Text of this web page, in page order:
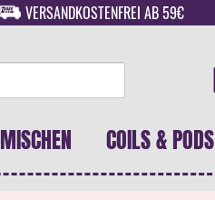
VERSANDKOSTENFREI AB 59€
MISCHEN COILS & PODS